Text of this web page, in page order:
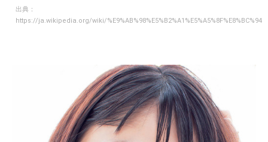
出典：
https://ja.wikipedia.org/wiki/%E9%AB%98%E5%B2%A1%E5%A5%8F%E8%BC%94